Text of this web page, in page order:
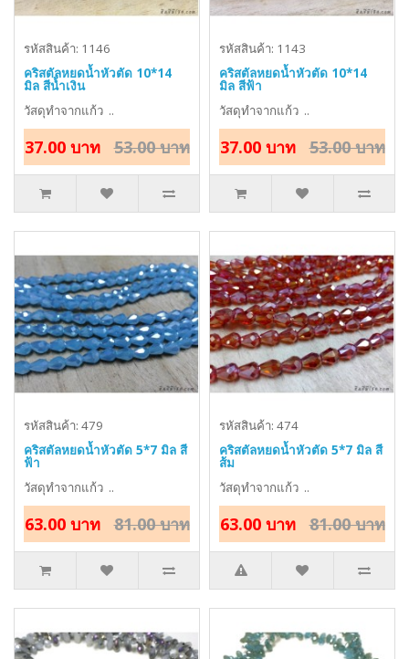
รหัสสินค้า: 1146
คริสตัลหยดน้ำหัวตัด 10*14
มิล สีน้ำเงิน
วัสดุทำจากแก้ว ..
37.00 บาท 53.00 บาท
รหัสสินค้า: 1143
คริสตัลหยดน้ำหัวตัด 10*14
มิล สีฟ้า
วัสดุทำจากแก้ว ..
37.00 บาท 53.00 บาท
รหัสสินค้า: 479
คริสตัลหยดน้ำหัวตัด 5*7 มิล สี
ฟ้า
วัสดุทำจากแก้ว ..
63.00 บาท 81.00 บาท
รหัสสินค้า: 474
คริสตัลหยดน้ำหัวตัด 5*7 มิล สี
ส้ม
วัสดุทำจากแก้ว ..
63.00 บาท 81.00 บาท